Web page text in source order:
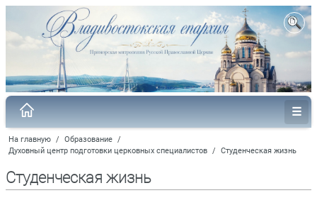
На главную / Образование /
Духовный центр подготовки церковных специалистов / Студенческая жизнь
Студенческая жизнь